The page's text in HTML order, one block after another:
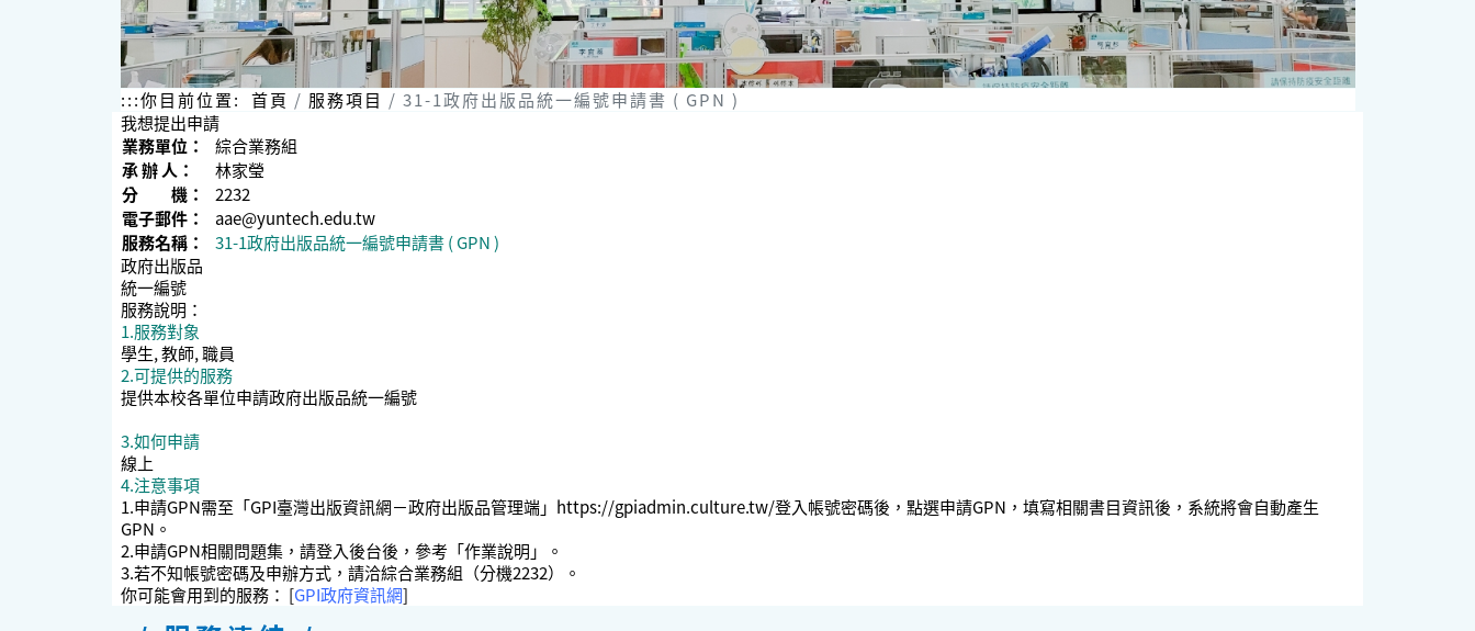
:::你目前位置: 首頁 服務項目
31-1政府出版品統一編號申請書 ( GPN )
我想提出申請
業務單位：
綜合業務組
承 辦 人：
林家瑩
分 機：
2232
電子郵件：
aae@yuntech.edu.tw
服務名稱：
31-1政府出版品統一編號申請書 ( GPN )
政府出版品
統一編號
服務說明：
1.服務對象
學生, 教師, 職員
2.可提供的服務
提供本校各單位申請政府出版品統一編號
3.如何申請
線上
4.注意事項
1.申請GPN需至「GPI臺灣出版資訊網－政府出版品管理端」https://gpiadmin.culture.tw/登入帳號密碼後，點選申請GPN，填寫相關書目資訊後，系統將會自動產生
GPN。
2.申請GPN相關問題集，請登入後台後，參考「作業說明」。
3.若不知帳號密碼及申辦方式，請洽綜合業務組（分機2232）。
你可能會用到的服務： [GPI政府資訊網]